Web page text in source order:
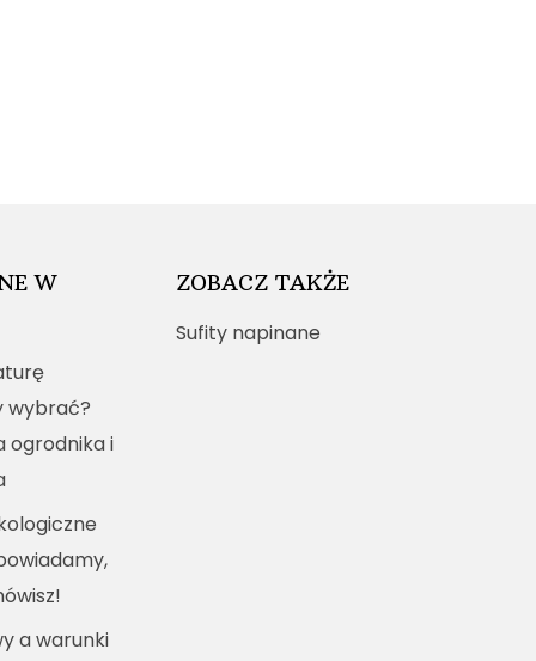
W
wybrać?
ogrodnika i
a warunki
ZOBACZ TAKŻE
Sufity napinane